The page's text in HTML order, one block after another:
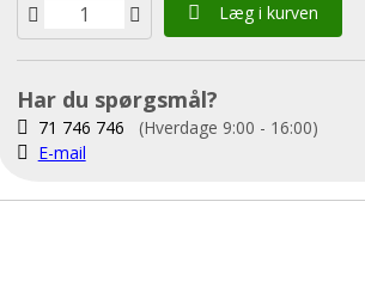
Læg i kurven
Har du spørgsmål?
71 746 746 (Hverdage 9:00 - 16:00)
E-mail